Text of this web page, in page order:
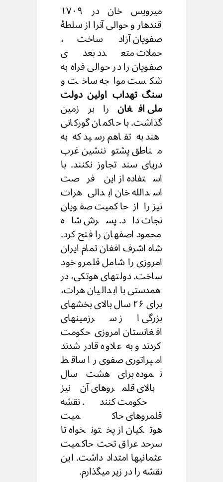
میرویس خان در ۱۷۰۹
قندهار و حوالی آنرا از سلطهٔ
صفویان آزاد ساخت،
حملات متعدد بعدی
صفویان را در حوالی فراه به
شکست مواجه ساخت و
سنگ تهداب اولین دولت
ملی افغانرا بر زمین
گذاشت. با حاکمان گورکانی
هند به تفاهم رسید که به
مناطق پشتوننشین غرب
دریای سند تجاوز نکنند. با
استفاده از این فرصت
اسدالله خان ابدالی هرات
نیز را از حاکمیت صفویان
نجات داد. پسرش شاه
محمود اصفهان را فتح کرد.
شاه اشرف افغان تمام ایران
امروزی را شامل قلمرو خود
ساخت. دولتهای هوتکی، در
همدستی با ابدالیان هرات،
برای ۲۶ سال بالای بخشهای
بزرگی از سرزمینهای
افغانستان امروزی حکومت
کردند و به علاوه قادر شدند
امپراتوری صفوی را ساقط
نموده برای هشت سال
بالای قلمروهای آن نیز
حکومت کنند. نقشه
قلمروهای حاکمیت
هوتکیان از پختونخواه تا
سرحد عراق تحت حاکمیت
عثمانیها امتداد داشت. این
نقشه را در زیر میگذارم.